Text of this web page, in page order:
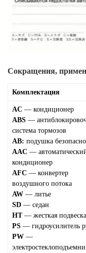
Сокращения,
Комплектация
AC — кондиционер
ABS —
система тормозов
AB: подушка
AAC —
кондиционер
AFC — конвертер
воздушного потока
AW — литье
SD — седан
HT — жесткая подвеска
PS — гидроусилитель
PW —